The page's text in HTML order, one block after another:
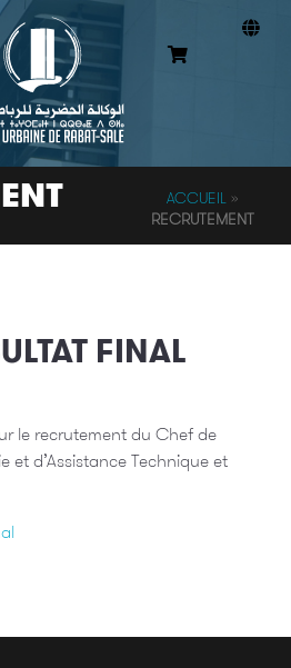
ACCUEIL »
RECRUTEMENT
FINAL
le recrutement du Chef de
et d’Assistance Technique et